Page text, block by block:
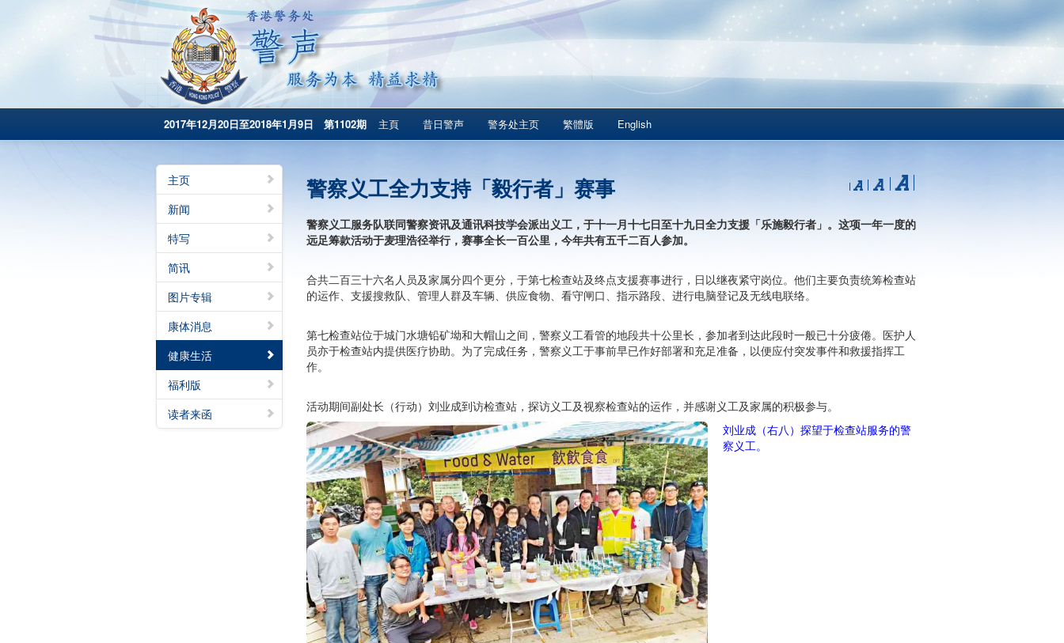
2017年12月20日至2018年1月9日 第1102期 主頁 昔日警声 警务处主页 繁體版 English
主页
新闻
特写
简讯
图片专辑
康体消息
健康生活
福利版
读者来函
警察义工全力支持「毅行者」赛事
警察义工服务队联同警察资讯及通讯科技学会派出义工，于十一月十七日至十九日全力支援「乐施毅行者」。这项一年一度的
远足筹款活动于麦理浩径举行，赛事全长一百公里，今年共有五千二百人参加。
合共二百三十六名人员及家属分四个更分，于第七检查站及终点支援赛事进行，日以继夜紧守岗位。他们主要负责统筹检查站
的运作、支援搜救队、管理人群及车辆、供应食物、看守闸口、指示路段、进行电脑登记及无线电联络。
第七检查站位于城门水塘铅矿坳和大帽山之间，警察义工看管的地段共十公里长，参加者到达此段时一般已十分疲倦。医护人
员亦于检查站内提供医疗协助。为了完成任务，警察义工于事前早已作好部署和充足准备，以便应付突发事件和救援指挥工
作。
活动期间副处长（行动）刘业成到访检查站，探访义工及视察检查站的运作，并感谢义工及家属的积极参与。
刘业成（右八）探望于检查站服务的警
察义工。